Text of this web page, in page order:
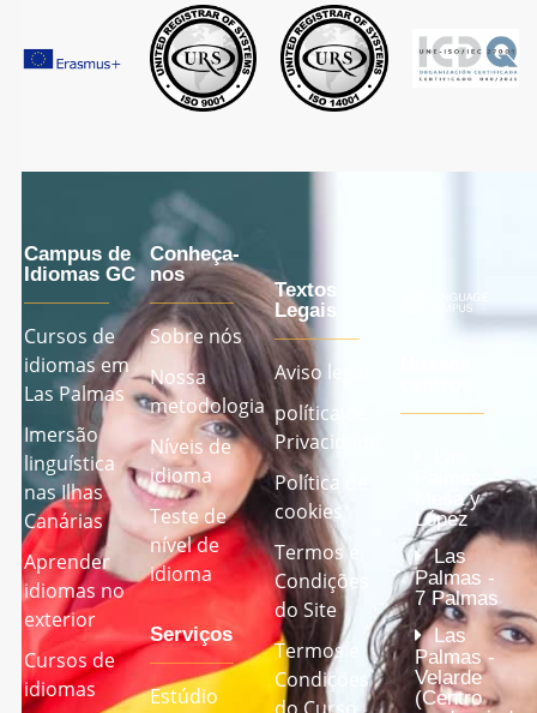
Campus de
Idiomas GC
Cursos de
idiomas em
Las Palmas
Imersão
linguística
nas Ilhas
Canárias
Aprender
idiomas no
exterior
Cursos de
idiomas
Conheça-
nos
Sobre nós
Nossa
metodologia
Níveis de
idioma
Teste de
nível de
idioma
Serviços
Estúdio
Textos
Legais
Aviso legal
política de
Privacidade
Política de
cookies
Termos e
Condições
do Site
Termos e
Condições
Palmas -
Mesa y
López
Las
Palmas -
7 Palmas
Las
Palmas -
Velarde
(Centro